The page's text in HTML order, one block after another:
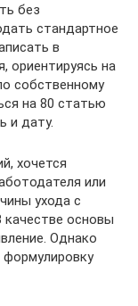
без
стандартное
в
ориентируясь на
собственному
на 80 статью
и дату.
хочется
или
ухода с
качестве основы
Однако
формулировку